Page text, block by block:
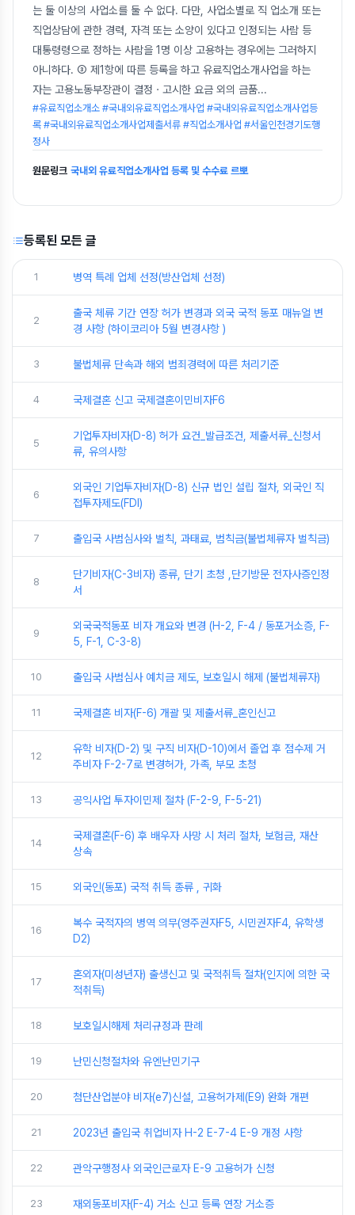
는 둘 이상의 사업소를 둘 수 없다. 다만, 사업소별로 직 업소개 또는
직업상담에 관한 경력, 자격 또는 소양이 있다고 인정되는 사람 등
대통령령으로 정하는 사람을 1명 이상 고용하는 경우에는 그러하지
아니하다. ③ 제1항에 따른 등록을 하고 유료직업소개사업을 하는
자는 고용노동부장관이 결정ㆍ고시한 요금 외의 금품...
#유료직업소개소 #국내외유료직업소개사업 #국내외유료직업소개사업등
록 #국내외유료직업소개사업제출서류 #직업소개사업 #서울인천경기도행
정사
원문링크 국내외 유료직업소개사업 등록 및 수수료 르뽀
등록된 모든 글
1 병역 특례 업체 선정(방산업체 선정)
2
출국 체류 기간 연장 허가 변경과 외국 국적 동포 매뉴얼 변
경 사항 (하이코리아 5월 변경사항 )
3 불법체류 단속과 해외 범죄경력에 따른 처리기준
4 국제결혼 신고 국제결혼이민비자F6
5
기업투자비자(D-8) 허가 요건_발급조건, 제출서류_신청서
류, 유의사항
6
외국인 기업투자비자(D-8) 신규 법인 설립 절차, 외국인 직
접투자제도(FDI)
7 출입국 사범심사와 벌칙, 과태료, 범칙금(불법체류자 벌칙금)
8
단기비자(C-3비자) 종류, 단기 초청 ,단기방문 전자사증인정
서
9
외국국적동포 비자 개요와 변경 (H-2, F-4 / 동포거소증, F-
5, F-1, C-3-8)
10 출입국 사범심사 예치금 제도, 보호일시 해제 (불법체류자)
11 국제결혼 비자(F-6) 개괄 및 제출서류_혼인신고
12
유학 비자(D-2) 및 구직 비자(D-10)에서 졸업 후 점수제 거
주비자 F-2-7로 변경허가, 가족, 부모 초청
13 공익사업 투자이민제 절차 (F-2-9, F-5-21)
14
국제결혼(F-6) 후 배우자 사망 시 처리 절차, 보험금, 재산
상속
15 외국인(동포) 국적 취득 종류 , 귀화
16
복수 국적자의 병역 의무(영주권자F5, 시민권자F4, 유학생
D2)
17
혼외자(미성년자) 출생신고 및 국적취득 절차(인지에 의한 국
적취득)
18 보호일시해제 처리규정과 판례
19 난민신청절차와 유엔난민기구
20 첨단산업분야 비자(e7)신설, 고용허가제(E9) 완화 개편
21 2023년 출입국 취업비자 H-2 E-7-4 E-9 개정 사항
22 관악구행정사 외국인근로자 E-9 고용허가 신청
23 재외동포비자(F-4) 거소 신고 등록 연장 거소증